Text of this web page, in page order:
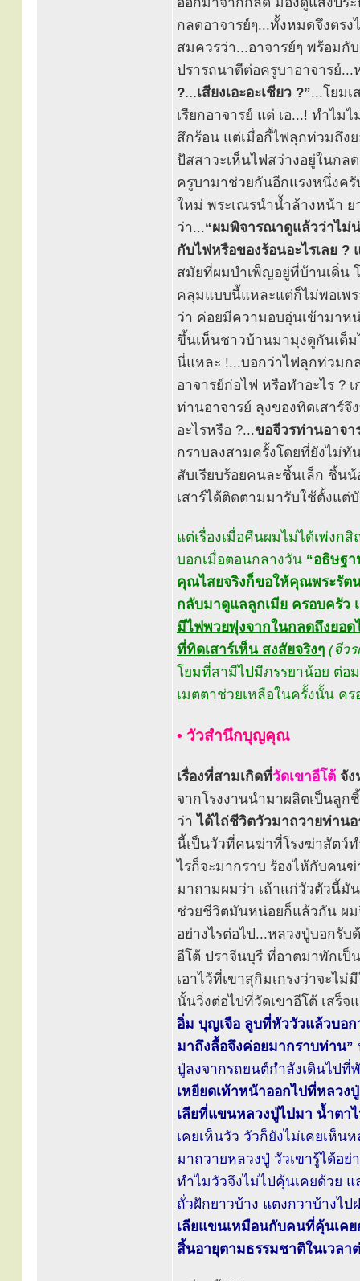
กลดอาจารย์ๆ...ทั้งหมดจึงตร
สมควรว่า...อาจารย์ๆ พร้อมกั
ปรารถนาดีต่อครูบาอาจารย์
?...เสียงเอะอะเชียว ?”...โยม
เรียกอาจารย์ แต่ เอ...! ทำไม
สึกร้อน แต่เมื่อกี้ไฟลุกท่วมถึง
ปัสสาวะเห็นไฟสว่างอยู่ในกล
ครูบามาช่วยกันอีกแรงหนึ่งครั
ใหม่ พระเณรนำน้ำล้างหน้า ย
ว่า...“ผมพิจารณาดูแล้วว่าไม่
กับไฟหรือของร้อนอะไรเลย ?
สมัยที่ผมบำเพ็ญอยู่ที่บ้านเดิ่น
คลุมแบบนี้แหละแต่ก็ไม่พอเพ
ว่า ค่อยมีความอบอุ่นเข้ามาห
ขึ้นเห็นชาวบ้านมามุงดูกันเต็ม
นี่แหละ !...บอกว่าไฟลุกท่วมก
อาจารย์ก่อไฟ หรือทำอะไร ?
ท่านอาจารย์ ลุงของทิดเสาร์
อะไรหรือ ?...ขอจีวรท่านอาจ
กราบลงสามครั้งโดยที่ยังไม่ทั
สับเรียบร้อยคนละชิ้นเล็ก ชิ้น
เสาร์ได้ติดตามมารับใช้ตั้งแต่
แต่เรื่องเมื่อคืนผมไม่ได้เพ่ง
บอกเมื่อตอนกลางวัน “อธิษฐ
คุณไสยจริงก็ขอให้คุณพระรัตน
กลับมาดูแลลูกเมีย ครอบครัว
มีไฟพวยพุ่งจากในกลดถึงยอด
ที่ทิดเสาร์เห็น สงสัยจริงๆ (จีว
โยมที่สามีไปมีภรรยาน้อย ต่
เมตตาช่วยเหลือในครั้งนั้น ค
• วัวสำนึกบุญคุณ
เรื่องที่สามเกิดที่วัดเขาอีโต้ จั
จากโรงงานนำมาผลิตเป็นลู
ว่าได้ไถ่ชีวิตวัวมาถวายท่าน
นี้เป็นวัวที่คนฆ่าที่โรงฆ่าสัตว์
ไรก็จะมากราบ ร้องไห้กับคน
มาถามผมว่า เถ้าแก่วัวตัวนี้มั
ช่วยชีวิตมันหน่อยก็แล้วกัน ผม
อย่างไรต่อไป...หลวงปู่บอกรับ
อีโต้ ปราจีนบุรี ที่อาตมาพักเ
เอาไว้ที่เขาสุกิมเกรงว่าจะไ
นั้นวิ่งต่อไปที่วัดเขาอีโต้ เสร็
อิ่ม บุญเจือ ลูบที่หัววัวแล้วบอ
มาถึงลื้อจึงค่อยมากราบท่าน”
ปู่ลงจากรถยนต์กำลังเดินไปที่
เหยียดเท้าหน้าออกไปที่หลว
เลียที่แขนหลวงปู่ไปมา น้ำตา
เคยเห็นวัว วัวก็ยังไม่เคยเห็น
มาถวายหลวงปู่ วัวเขารู้ได้อย่
ทำไมวัวจึงไม่ไปคุ้นเคยด้วย
ถั่วฝักยาวบ้าง แตงกวาบ้างไป
เลียแขนเหมือนกับคนที่คุ้นเคย
สิ้นอายุตามธรรมชาติในเวลา